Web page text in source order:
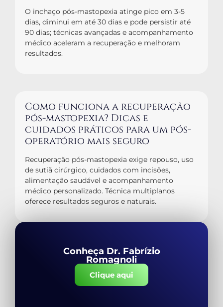
O inchaço pós-mastopexia atinge pico em 3-5
dias, diminui em até 30 dias e pode persistir até
90 dias; técnicas avançadas e acompanhamento
médico aceleram a recuperação e melhoram
resultados.
Como funciona a recuperação
pós-mastopexia? Dicas e
cuidados práticos para um pós-
operatório mais seguro
Recuperação pós-mastopexia exige repouso, uso
de sutiã cirúrgico, cuidados com incisões,
alimentação saudável e acompanhamento
médico personalizado. Técnica multiplanos
oferece resultados seguros e naturais.
Conheça Dr. Fabrízio
Romagnoli
Clique aqui